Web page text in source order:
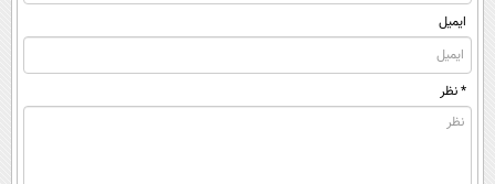
ایمیل
* نظر